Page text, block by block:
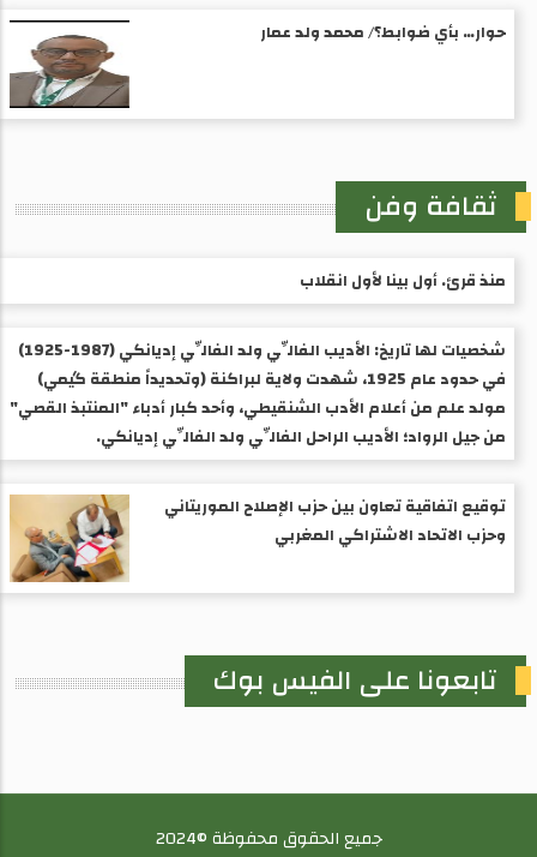
حوار… بأي ضوابط؟/ محمد ولد عمار
ثقافة وفن
منذ قرئ. أول بينا لأول انقلاب
شخصيات لها تاريخ: الأديب الفالِّي ولد الفالِّي إديانكي (1987-1925) ​
في حدود عام 1925، شهدت ولاية لبراكنة (وتحديداً منطقة گيمي)
مولد علم من أعلام الأدب الشنقيطي، وأحد كبار أدباء "المنتبذ القصي"
من جيل الرواد؛ الأديب الراحل الفالِّي ولد الفالِّي إديانكي.
توقيع اتفاقية تعاون بين حزب الإصلاح الموريتاني
وحزب الاتحاد الاشتراكي المغربي
تابعونا على الفيس بوك
جميع الحقوق محفوظة ©2024